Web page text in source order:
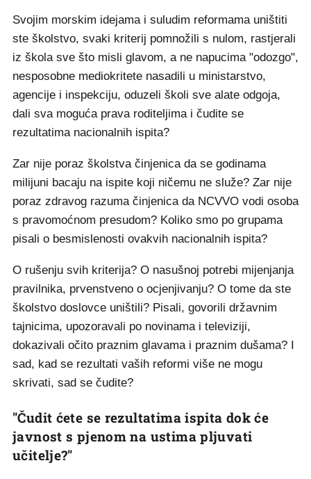
Svojim morskim idejama i suludim reformama uništiti
ste školstvo, svaki kriterij pomnožili s nulom, rastjerali
iz škola sve što misli glavom, a ne napucima "odozgo",
nesposobne mediokritete nasadili u ministarstvo,
agencije i inspekciju, oduzeli školi sve alate odgoja,
dali sva moguća prava roditeljima i čudite se
rezultatima nacionalnih ispita?
Zar nije poraz školstva činjenica da se godinama
milijuni bacaju na ispite koji ničemu ne služe? Zar nije
poraz zdravog razuma činjenica da NCVVO vodi osoba
s pravomoćnom presudom? Koliko smo po grupama
pisali o besmislenosti ovakvih nacionalnih ispita?
O rušenju svih kriterija? O nasušnoj potrebi mijenjanja
pravilnika, prvenstveno o ocjenjivanju? O tome da ste
školstvo doslovce uništili? Pisali, govorili državnim
tajnicima, upozoravali po novinama i televiziji,
dokazivali očito praznim glavama i praznim dušama? I
sad, kad se rezultati vaših reformi više ne mogu
skrivati, sad se čudite?
"Čudit ćete se rezultatima ispita dok će
javnost s pjenom na ustima pljuvati
učitelje?"